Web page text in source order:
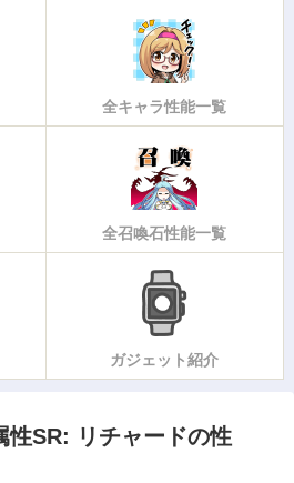
全キャラ性能一覧
全召喚石性能一覧
ガジェット紹介
性SR: リチャードの性